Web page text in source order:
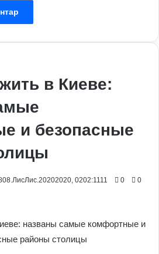
в Киеве:
и безопасные
0202:1111 0 0